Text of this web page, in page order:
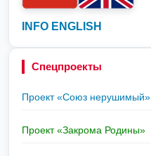
INFO ENGLISH
Спецпроекты
Проект «Союз нерушимый»
Проект «Закрома Родины»